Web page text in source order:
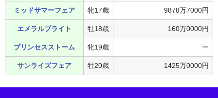
ミッドサマーフェア 牝17歳 9878万7000円
エメラルブライト 牡18歳 160万0000円
プリンセスストーム 牝19歳 ー
サンライズフェア 牡20歳 1425万0000円